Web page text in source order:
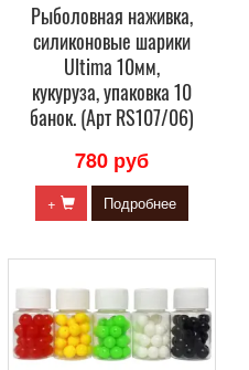
Рыболовная наживка,
силиконовые шарики
Ultima 10мм,
кукуруза, упаковка 10
банок. (Арт RS107/06)
780 руб
+ Подробнее